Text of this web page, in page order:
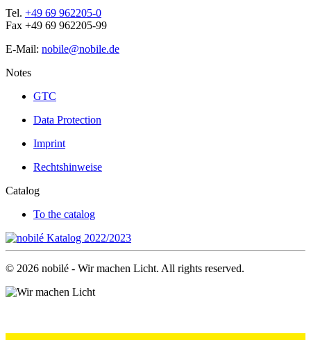
Tel. +49 69 962205-0
Fax +49 69 962205-99
E-Mail: nobile@nobile.de
Notes
GTC
Data Protection
Imprint
Rechtshinweise
Catalog
To the catalog
© 2026 nobilé - Wir machen Licht. All rights reserved.